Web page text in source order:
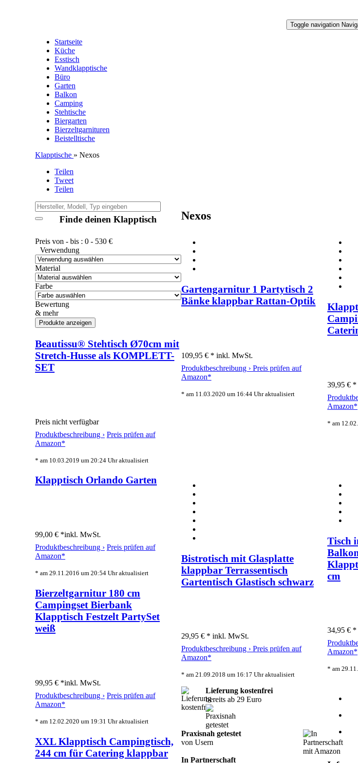
Toggle navigation
Startseite
Küche
Esstisch
Wandklapptische
Büro
Garten
Balkon
Camping
Stehtische
Biergarten
Bierzeltgarnituren
Beistelltische
Klapptische » Nexos
Teilen
Tweet
Teilen
Finde deinen Klapptisch
Preis von - bis : 0 - 530 €
Verwendung
Material
Farbe
Bewertung
& mehr
Beautissu® Stehtisch Ø70cm mit
Stretch-Husse als KOMPLETT-
SET
Preis nicht verfügbar
Produktbeschreibung › Preis prüfen auf
Amazon*
* am 10.03.2019 um 20:24 Uhr aktualisiert
Klapptisch Orlando Garten
99,00 € *inkl. MwSt.
Produktbeschreibung › Preis prüfen auf
Amazon*
* am 29.11.2016 um 20:54 Uhr aktualisiert
Bierzeltgarnitur 180 cm
Campingset Bierbank
Klapptisch Festzelt PartySet
weiß
99,95 € *inkl. MwSt.
Produktbeschreibung › Preis prüfen auf
Amazon*
* am 12.02.2020 um 19:31 Uhr aktualisiert
XXL Klapptisch Campingtisch,
244 cm für Catering klappbar
Nexos
Gartengarnitur 1 Partytisch 2
Bänke klappbar Rattan-Optik
109,95 € * inkl. MwSt.
Produktbeschreibung › Preis prüfen auf
Amazon*
* am 11.03.2020 um 16:44 Uhr aktualisiert
39,95 € *
Amazon*
* am
Bistrotisch mit Glasplatte
klappbar Terrassentisch
Gartentisch Glastisch schwarz
29,95 € * inkl. MwSt.
Produktbeschreibung › Preis prüfen auf
Amazon*
* am 21.09.2018 um 16:17 Uhr aktualisiert
Tisch
cm
34,95 € *
Amazon*
* am
Lieferung kostenfrei
bereits ab 29 Euro
Praxisnah getestet
von Usern
In Partnerschaft